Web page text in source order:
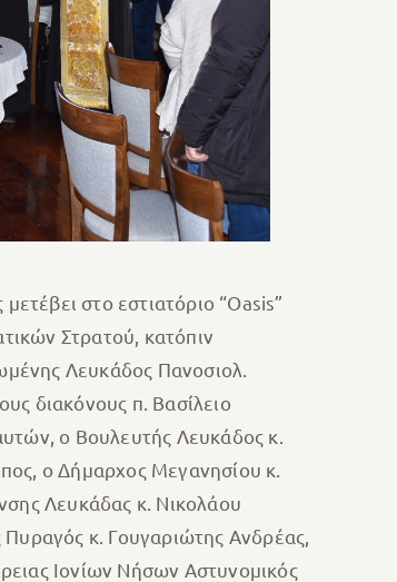
στο εστιατόριο “Oasis”
Στρατού, κατόπιν
Λευκάδος Πανοσιολ.
διακόνους π. Βασίλειο
ο Βουλευτής Λευκάδος κ.
ο Δήμαρχος Μεγανησίου κ.
Λευκάδας κ. Νικολάου
κ. Γουγαριώτης Ανδρέας,
Ιονίων Νήσων Αστυνομικός